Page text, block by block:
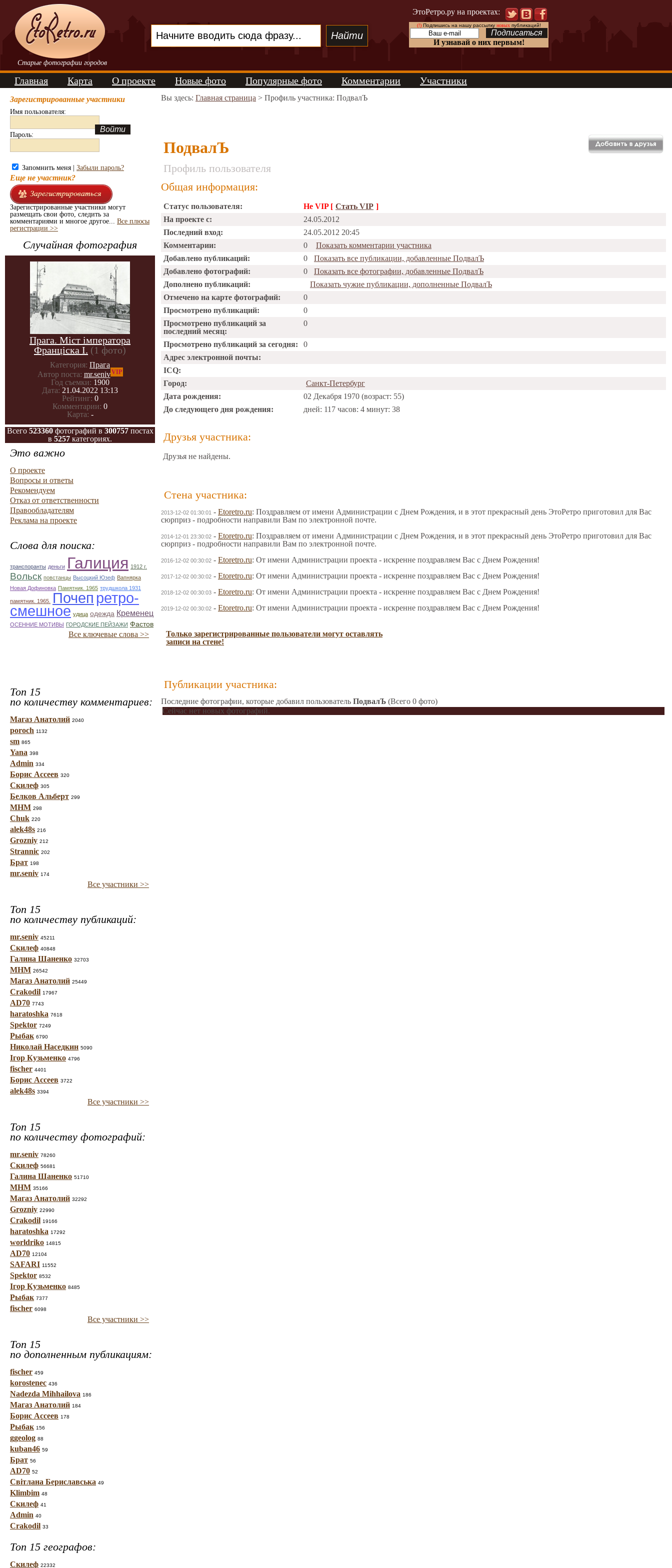
Старые фотографии городов
ЭтоРетро.ру на проектах:
(!)Подпишись на нашу рассылку новыхпубликаций!
И узнавай о них первым!
Главная Карта О проекте Новые фото Популярные фото Комментарии Участники
Зарегистрированные участники
Имя пользователя:
Пароль:
Запомнить меня | Забыли пароль?
Еще не участник?
Зарегистрированные участники могут
размещать свои фото, следить за
комментариями и многое другое... Все плюсы
регистрации >>
Случайная фотография
Прага. Міст імператора
Франціска I. (1 фото)
Категория: Прага
Автор поста: mr.senivVIP
Год съемки: 1900
Дата: 21.04.2022 13:13
Рейтинг: 0
Комментарии: 0
Карта: -
Всего 523360фотографий в 300757постах
в 5257 категориях.
Это важно
О проекте
Вопросы и ответы
Рекомендуем
Отказ от ответственности
Правообладателям
Реклама на проекте
Слова для поиска:
транспоранты деньги Галиция 1912 г.
Вольск повстанцы Высоцкий Юзеф Вапнярка
Новая Дофиновка Памятник. 1965 трудшкола 1931
памятник. 1965. Почеп ретро-
смешное удица одежда Кременец
ОСЕННИЕ МОТИВЫ ГОРОДСКИЕ ПЕЙЗАЖИ Фастов
Все ключевые слова >>
Топ 15
по количеству комментариев:
Магаз Анатолий 2040
poroch 1132
sm 865
Yana 398
Admin 334
Борис Ассеев 320
Скилеф 305
Белков Альберт 299
МНМ 298
Chuk 220
alek48s 216
Grozniy 212
Strannic 202
Брат 198
mr.seniv 174
Все участники >>
Топ 15
по количеству публикаций:
mr.seniv 45211
Скилеф 40848
Галина Шаненко 32703
МНМ 26542
Магаз Анатолий 25449
Crakodil 17967
AD70 7743
haratoshka 7618
Spektor 7249
Рыбак 6790
Николай Наседкин 5090
Ігор Кузьменко 4796
fischer 4401
Борис Ассеев 3722
alek48s 3394
Все участники >>
Топ 15
по количеству фотографий:
mr.seniv 78260
Скилеф 56681
Галина Шаненко 51710
МНМ 35166
Магаз Анатолий 32292
Grozniy 22990
Crakodil 19166
haratoshka 17292
worldriko 14815
AD70 12104
SAFARI 11552
Spektor 8532
Ігор Кузьменко 8485
Рыбак 7377
fischer 6098
Все участники >>
Топ 15
по дополненным публикациям:
fischer 459
korostenec 436
Nadezda Mihhailova 186
Магаз Анатолий 184
Борис Ассеев 178
Рыбак 156
ggeolog 88
kuban46 59
Брат 56
AD70 52
Світлана Бериславська 49
Klimbim 48
Скилеф 41
Admin 40
Crakodil 33
Топ 15 географов:
Скилеф 22332
Вы здесь: Главная страница > Профиль участника: ПодвалЪ
ПодвалЪ
Профиль пользователя
Общая информация:
Статус пользователя: Не VIP [ Стать VIP ]
На проекте с:
24.05.2012
Последний вход:
24.05.2012 20:45
Комментарии:
0
Показать комментарии участника
Добавлено публикаций:
0
Показать все публикации, добавленные ПодвалЪ
Добавлено фотографий:
0
Показать все фотографии, добавленные ПодвалЪ
Дополнено публикаций:
Показать чужие публикации, дополненные ПодвалЪ
Отмечено на карте фотографий:
0
Просмотрено публикаций:
0
Просмотрено публикаций за
последний месяц:
0
Просмотрено публикаций за сегодня:
0
Адрес электронной почты:
ICQ:
Город:
Санкт-Петербург
Дата рождения:
02 Декабря 1970 (возраст: 55)
До следующего дня рождения:
дней: 117 часов: 4 минут: 38
Друзья участника:
Друзья не найдены.
Стена участника:
2013-12-02 01:30:01 - Etoretro.ru: Поздравляем от имени Администрации с Днем Рождения, и в этот прекрасный день ЭтоРетро приготовил для Вас
сюрприз - подробности направили Вам по электронной почте.
2014-12-01 23:30:02 - Etoretro.ru: Поздравляем от имени Администрации с Днем Рождения, и в этот прекрасный день ЭтоРетро приготовил для Вас
сюрприз - подробности направили Вам по электронной почте.
2016-12-02 00:30:02 - Etoretro.ru: От имени Администрации проекта - искренне поздравляем Вас с Днем Рождения!
2017-12-02 00:30:02 - Etoretro.ru: От имени Администрации проекта - искренне поздравляем Вас с Днем Рождения!
2018-12-02 00:30:03 - Etoretro.ru: От имени Администрации проекта - искренне поздравляем Вас с Днем Рождения!
2019-12-02 00:30:02 - Etoretro.ru: От имени Администрации проекта - искренне поздравляем Вас с Днем Рождения!
Только зарегистрированные пользователи могут оставлять
записи на стене!
Публикации участника:
Последние фотографии, которые добавил пользователь ПодвалЪ (Всего 0 фото)
Сейчас нет новых фотографий.